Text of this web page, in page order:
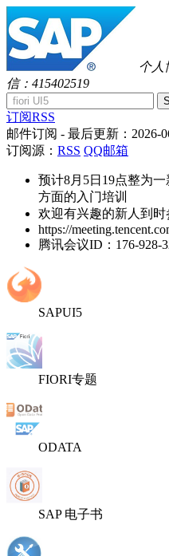
个人
信：415402519
订阅RSS
邮件订阅 - 最后更新： 2026-
订阅源： RSS QQ邮箱
预计8月5日19点整为
方面的入门培训
欢迎有兴趣的新人到时
https://
腾讯会议ID：176-928-
SAPUI5
FIORI专题
ODATA
SAP 电子书